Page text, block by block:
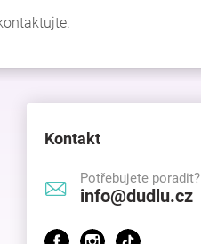
Kontakt
Potřebujete poradit?
info@dudlu.cz